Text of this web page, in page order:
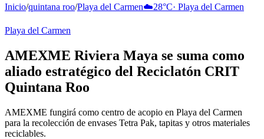
Inicio/quintana roo/Playa del Carmen☁️28°C· Playa del Carmen
Playa del Carmen
AMEXME Riviera Maya se suma como
aliado estratégico del Reciclatón CRIT
Quintana Roo
AMEXME fungirá como centro de acopio en Playa del Carmen
para la recolección de envases Tetra Pak, tapitas y otros materiales
reciclables.